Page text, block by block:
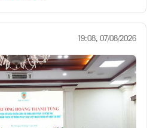
19:08, 07/08/2026